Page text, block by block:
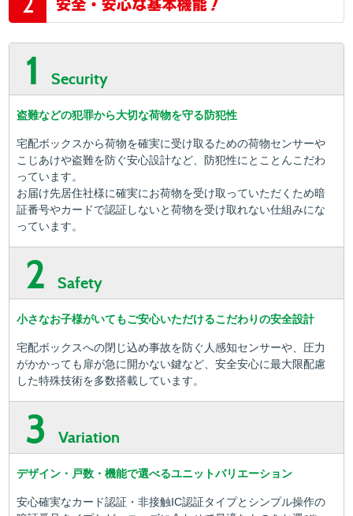
1 Security
盗難などの犯罪から大切な荷物を守る防犯性
宅配ボックスから荷物を確実に受け取るための荷物センサーや
こじあけや盗難を防ぐ安心設計など、防犯性にとことんこだわ
っています。
お届け先居住社様に確実にお荷物を受け取っていただくため暗
証番号やカードで認証しないと荷物を受け取れない仕組みにな
っています。
2 Safety
小さなお子様がいてもご安心いただけるこだわりの安全設計
宅配ボックスへの閉じ込め事故を防ぐ人感知センサーや、圧力
がかかっても扉が急に開かない鍵など、安全安心に最大限配慮
した特殊技術を多数搭載しています。
3 Variation
デザイン・戸数・機能で選べるユニットバリエーション
安心確実なカード認証・非接触IC認証タイプとシンプル操作の